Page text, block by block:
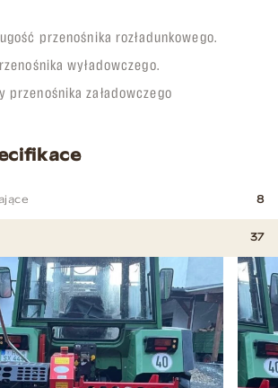
przenośnika rozładunkowego.
wyładowczego.
przenośnika załadowczego
8
37